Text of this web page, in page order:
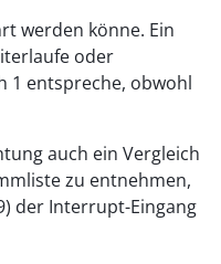
werden könne. Ein
oder
1 entspreche, obwohl
auch ein Vergleich
zu entnehmen,
der Interrupt-Eingang